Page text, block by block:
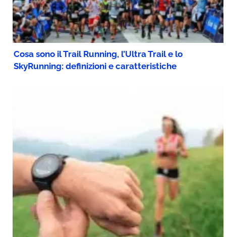
Cosa sono il Trail Running, l’Ultra Trail e lo
SkyRunning: definizioni e caratteristiche